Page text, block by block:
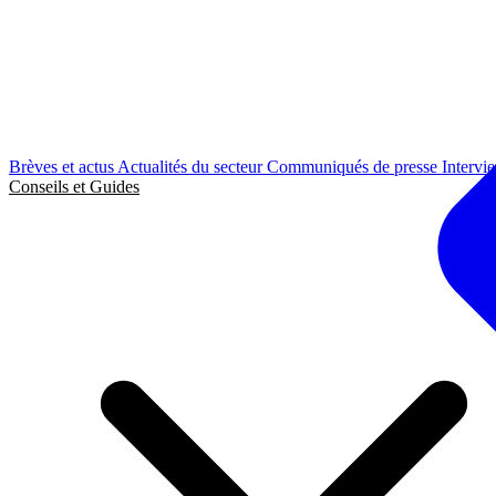
Brèves et actus Actualités du secteurCommuniqués de presse
Conseils et Guides